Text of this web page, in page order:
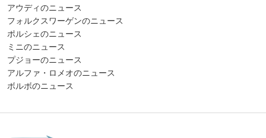
アウディのニュース
フォルクスワーゲンのニュース
ポルシェのニュース
ミニのニュース
プジョーのニュース
アルファ・ロメオのニュース
ボルボのニュース